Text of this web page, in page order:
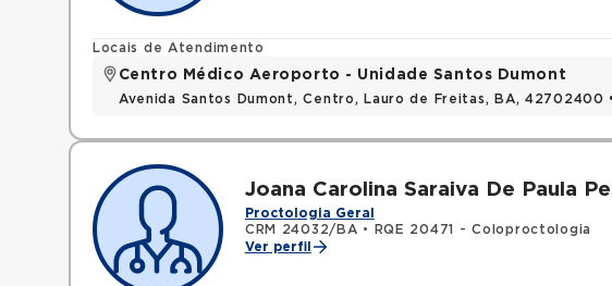
Locais de Atendimento
Centro Médico Aeroporto - Unidade Santos Dumont
Avenida Santos Dumont, Centro, Lauro de Freitas, BA, 42702400
Joana Carolina Saraiva De Paula
Proctologia Geral
CRM 24032/BA •
RQE 20471 - Coloproctologia
Ver perfil